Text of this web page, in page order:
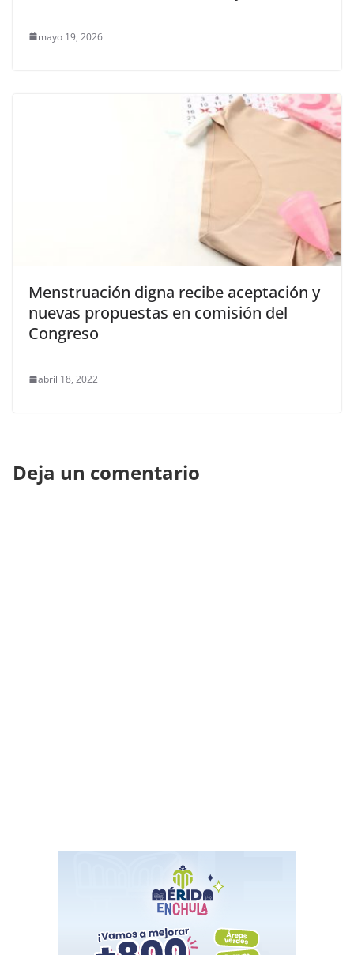
mayo 19, 2026
Menstruación digna recibe aceptación y
nuevas propuestas en comisión del
Congreso
abril 18, 2022
Deja un comentario